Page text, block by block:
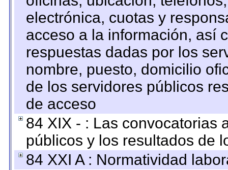
electrónica, cuotas y
acceso a la información, así
respuestas dadas por los
nombre, puesto, domicilio
de los servidores públicos
de acceso
84 XIX - : Las convocatorias
públicos y los resultados de
84 XXI A : Normatividad